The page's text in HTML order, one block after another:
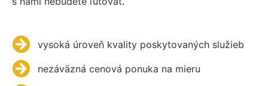
vysoká úroveň kvality poskytovaných služieb
nezáväzná cenová ponuka na mieru